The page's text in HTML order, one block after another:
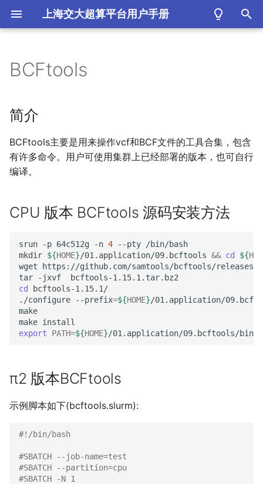
上海交大超算平台用户手册
始
搜
索
简介
CPU 版本 BCFtools 源码安
装方法
π2 版本BCFtools
BCFtools
简介
BCFtools主要是用来操作vcf和BCF文件的工具合集，包含
有许多命令。用户可使用集群上已经部署的版本，也可自行
编译。
CPU 版本 BCFtools 源码安装方法
srun -p 64c512g -n 4 --pty
/bin/bash
mkdir ${HOME}/01.application/09.bcftools && cd ${
wget
https://github.com/samtools/bcftools/releases/
tar
-jxvf
cd
bcftools-1.15.1/
./configure
--prefix=${HOME}/01.application/
make
make
export
PATH=${HOME}/01.application/09.bcftools/bin/:
π2 版本BCFtools
示例脚本如下(bcftools.slurm):
#!/bin/bash
#SBATCH --job-name=test
#SBATCH --partition=cpu
#SBATCH -N 1